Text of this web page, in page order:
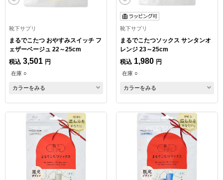
靴下サプリ
まるでこたつ おやすみスイッチ フ
ェザーベージュ 22～25cm
税込 3,501 円
在庫 ○
カラーをみる
靴下サプリ
まるでこたつソックス サンタンオ
レンジ 23～25cm
税込 1,980 円
在庫 ○
カラーをみる